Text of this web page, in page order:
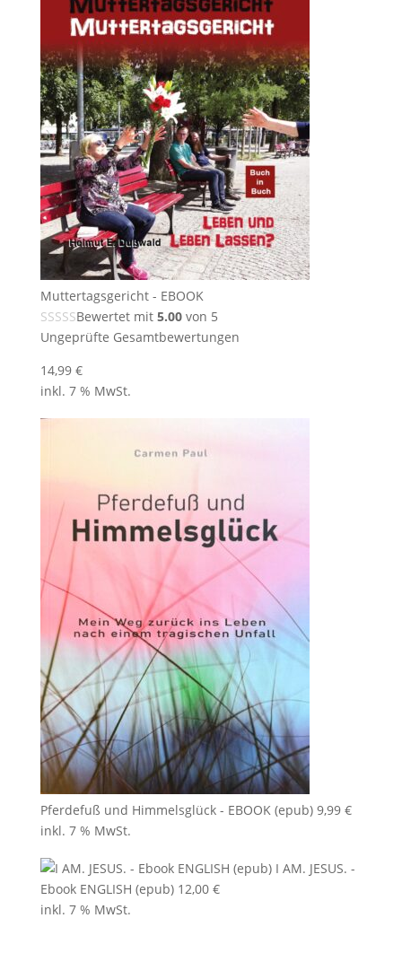
Muttertagsgericht - EBOOK
Bewertet mit 5.00von 5
Ungeprüfte Gesamtbewertungen
14,99 €
inkl. 7 % MwSt.
Pferdefuß und Himmelsglück - EBOOK (epub) 9,99 €
inkl. 7 % MwSt.
I AM. JESUS. -
Ebook ENGLISH (epub) 12,00 €
inkl. 7 % MwSt.